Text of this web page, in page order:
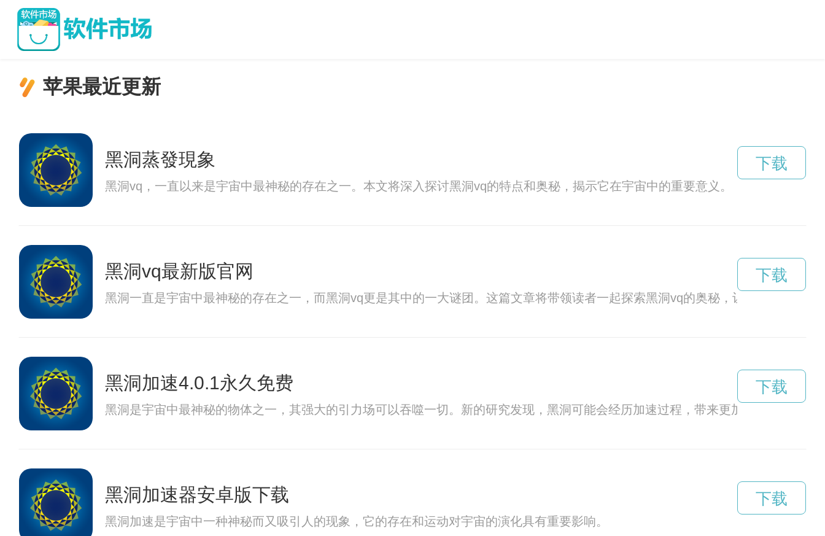
苹果最近更新
黑洞蒸發現象
黑洞vq，一直以来是宇宙中最神秘的存在之一。本文将深入探讨黑洞vq的特点和奥秘，揭示它在宇宙中的重要意义。
下载
黑洞vq最新版官网
黑洞一直是宇宙中最神秘的存在之一，而黑洞vq更是其中的一大谜团。这篇文章将带领读者一起探索黑洞vq的奥秘，让我们一起来揭
下载
黑洞加速4.0.1永久免费
黑洞是宇宙中最神秘的物体之一，其强大的引力场可以吞噬一切。新的研究发现，黑洞可能会经历加速过程，带来更加强大的引力效
下载
黑洞加速器安卓版下载
黑洞加速是宇宙中一种神秘而又吸引人的现象，它的存在和运动对宇宙的演化具有重要影响。
下载